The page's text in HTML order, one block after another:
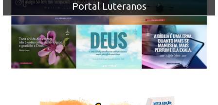
Portal Luteranos